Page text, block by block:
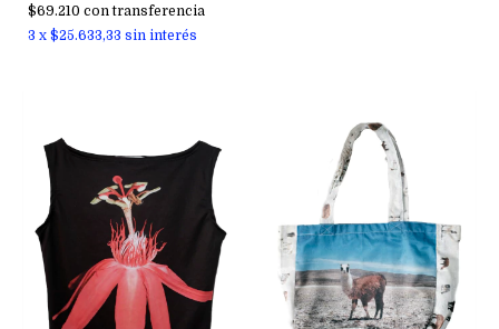
$69.210 con transferencia
3 x $25.633,33 sin interés